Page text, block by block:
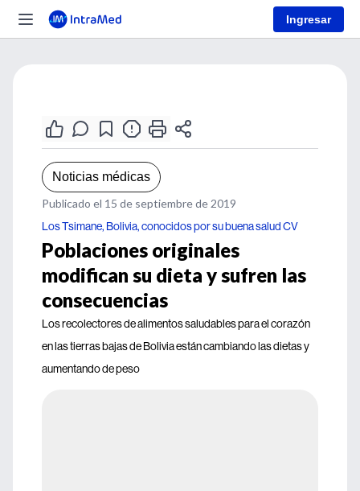
Ingresar
Noticias médicas
Publicado el 15 de septiembre de 2019
Los Tsimane, Bolivia, conocidos por su buena salud CV
Poblaciones originales
modifican su dieta y sufren las
consecuencias
Los recolectores de alimentos saludables para el corazón
en las tierras bajas de Bolivia están cambiando las dietas y
aumentando de peso